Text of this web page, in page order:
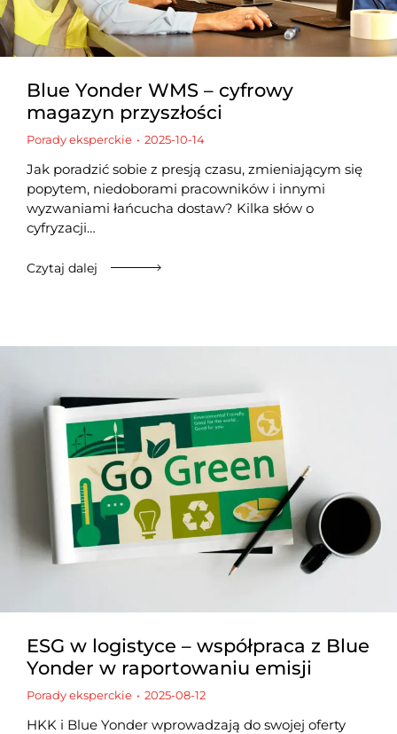
Blue Yonder WMS – cyfrowy
magazyn przyszłości
Porady eksperckie 2025-10-14
Jak poradzić sobie z presją czasu, zmieniającym się
popytem, niedoborami pracowników i innymi
wyzwaniami łańcucha dostaw? Kilka słów o
cyfryzacji…
Czytaj dalej
ESG w logistyce – współpraca z Blue
Yonder w raportowaniu emisji
Porady eksperckie 2025-08-12
HKK i Blue Yonder wprowadzają do swojej oferty